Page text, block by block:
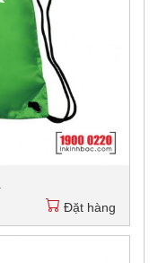
Đặt hàng